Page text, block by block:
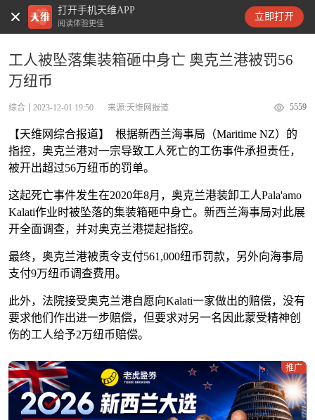
打开手机天维APP
阅读体验更佳
立即打开
天维新闻
工人被坠落集装箱砸中身亡 奥克兰港被罚56
万纽币
综合 2023-12-01 19:50 来源:天维网报道 5559
【天维网综合报道】 根据新西兰海事局（Maritime NZ）的
指控，奥克兰港对一宗导致工人死亡的工伤事件承担责任，
被开出超过56万纽币的罚单。
这起死亡事件发生在2020年8月，奥克兰港装卸工人Pala'amo
Kalati作业时被坠落的集装箱砸中身亡。新西兰海事局对此展
开全面调查，并对奥克兰港提起指控。
最终，奥克兰港被责令支付561,000纽币罚款，另外向海事局
支付9万纽币调查费用。
此外，法院接受奥克兰港自愿向Kalati一家做出的赔偿，没有
要求他们作出进一步赔偿，但要求对另一名因此蒙受精神创
伤的工人给予2万纽币赔偿。
推广